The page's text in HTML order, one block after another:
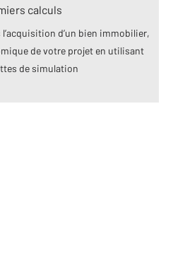
calculs
d’un bien immobilier,
de votre projet en utilisant
de simulation